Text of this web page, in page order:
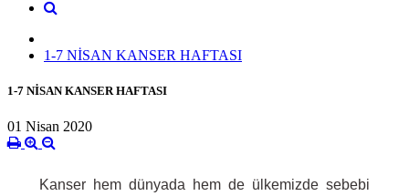
1-7 NİSAN KANSER HAFTASI
1-7 NİSAN KANSER HAFTASI
01 Nisan 2020
Kanser hem dünyada hem de ülkemizde sebebi